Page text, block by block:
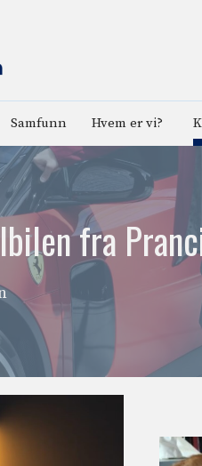
Samfunn Hvem er vi?
fra